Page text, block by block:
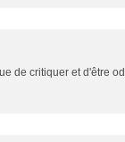
de critiquer et d'être